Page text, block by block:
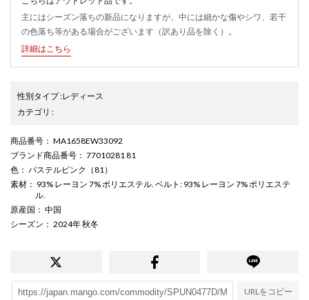
主にはシーズン落ちの新品になりますが、中には細かな傷やシワ、若干
の色落ち等がある場合がございます（訳あり品を除く）。
詳細はこちら
性別タイプ:レディース
カテゴリ :
商品番号 ： MA1658EW33092
ブランド商品番号 ： 77010281 81
色 ： パステルピンク（81）
素材 ： 93% レーヨン 7% ポリエステル. ベルト: 93% レーヨン 7% ポリエステ
ル.
原産国 ： 中国
シーズン ： 2024年 秋冬
URLをコピー